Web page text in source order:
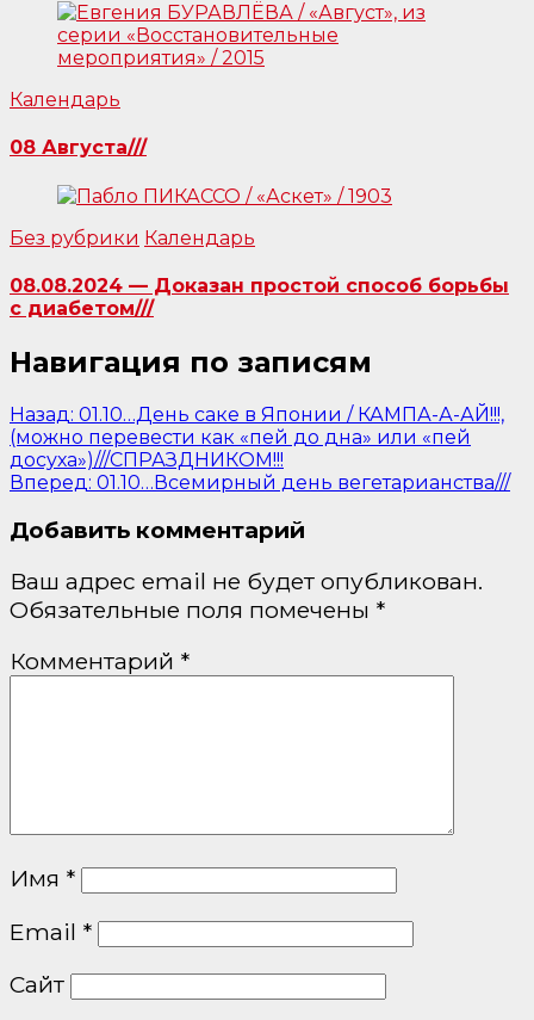
Календарь
08 Августа///
Без рубрики Календарь
08.08.2024 — Доказан простой способ борьбы
с диабетом///
Навигация по записям
Назад: 01.10…День саке в Японии / КАМПА-А-АЙ!!!,
(можно перевести как «пей до дна» или «пей
досуха»)///СПРАЗДНИКОМ!!!
Вперед: 01.10…Всемирный день вегетарианства///
Добавить комментарий
Ваш адрес email не будет опубликован.
Обязательные поля помечены *
Комментарий *
Имя *
Email *
Сайт